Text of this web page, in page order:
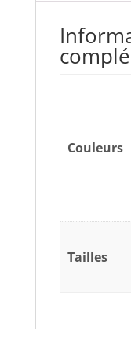
Couleurs
Tailles